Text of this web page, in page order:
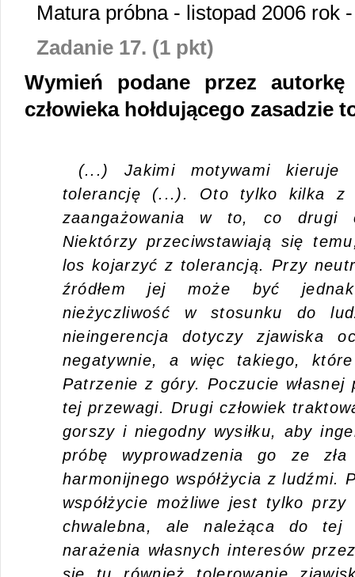
Matura próbna - listopad 2006 rok
Zadanie 17. (1 pkt)
Wymień podane przez autorkę
człowieka hołdującego zasadzie
(...) Jakimi motywami kieruje
tolerancję (...). Oto tylko kilka z
zaangażowania w to, co drugi
Niektórzy przeciwstawiają się
los kojarzyć z tolerancją. Przy
źródłem jej może być
nieżyczliwość w stosunku do
nieingerencja dotyczy zjawiska
negatywnie, a więc takiego,
Patrzenie z góry. Poczucie
tej przewagi. Drugi człowiek
gorszy i niegodny wysiłku, aby
próbę wyprowadzenia go ze
harmonijnego współżycia z ludźmi.
współżycie możliwe jest tylko
chwalebna, ale należąca do
narażenia własnych interesów